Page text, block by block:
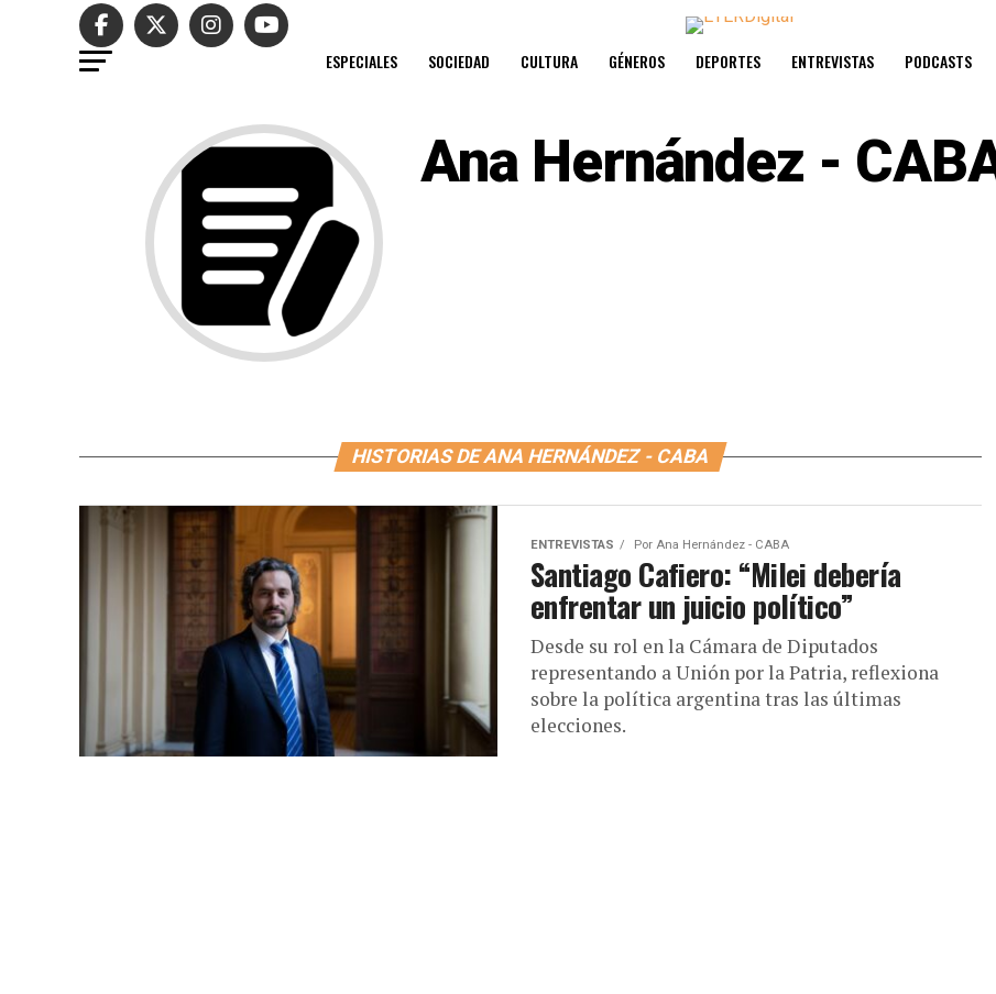
ESPECIALES SOCIEDAD CULTURA GÉNEROS DEPORTES ENTREVISTAS PODCASTS
Ana Hernández -
HISTORIAS DE ANA HERNÁNDEZ - CABA
ENTREVISTAS Por Ana Hernández - CABA
Santiago Cafiero: “Milei debería
enfrentar un juicio político”
Desde su rol en la Cámara de Diputados
representando a Unión por la Patria, reflexiona
sobre la política argentina tras las últimas
elecciones.